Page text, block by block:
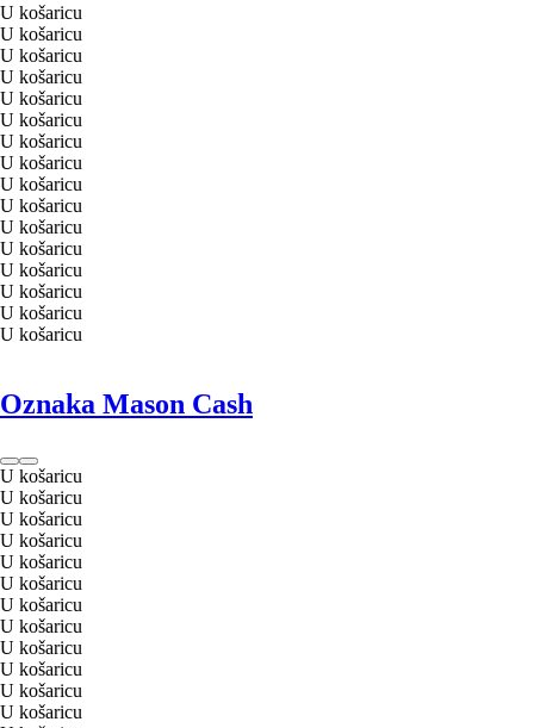
U košaricu
U košaricu
U košaricu
U košaricu
U košaricu
U košaricu
U košaricu
U košaricu
U košaricu
U košaricu
U košaricu
U košaricu
U košaricu
U košaricu
U košaricu
U košaricu
Oznaka Mason Cash
U košaricu
U košaricu
U košaricu
U košaricu
U košaricu
U košaricu
U košaricu
U košaricu
U košaricu
U košaricu
U košaricu
U košaricu